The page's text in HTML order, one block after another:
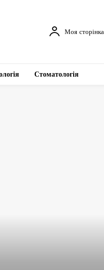
Моя сторінка
Стоматологія